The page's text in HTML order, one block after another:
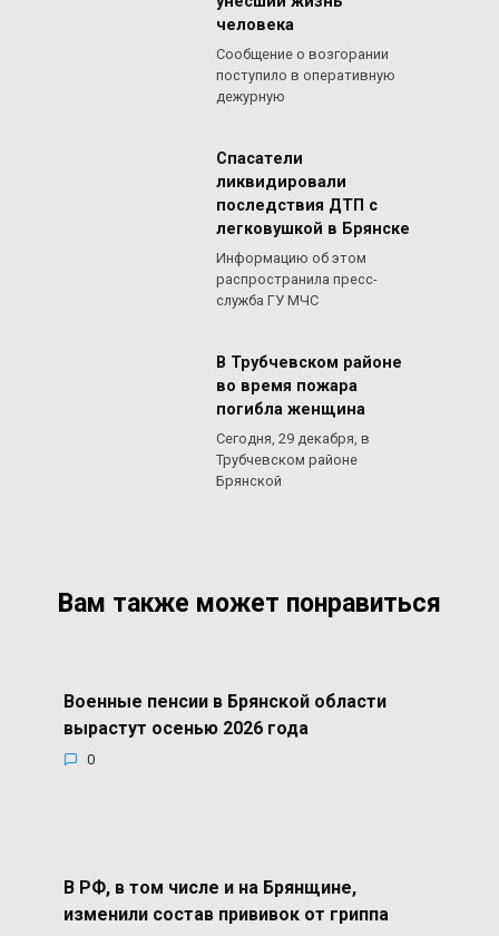
человека
Сообщение о возгорании
поступило в оперативную
дежурную
Спасатели
ликвидировали
последствия ДТП с
легковушкой в Брянске
Информацию об этом
распространила пресс-
служба ГУ МЧС
В Трубчевском районе
во время пожара
погибла женщина
Сегодня, 29 декабря, в
Трубчевском районе
Брянской
Вам также может понравиться
Военные пенсии в Брянской области
вырастут осенью 2026 года
0
В РФ, в том числе и на Брянщине,
изменили состав прививок от гриппа